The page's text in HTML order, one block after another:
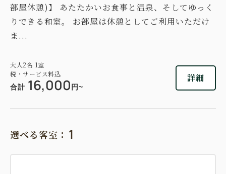
部屋休憩)】 あたたかいお食事と温泉、そしてゆっく
りできる和室。 お部屋は休憩としてご利用いただけ
ま...
大人2名 1室
税・サービス料込
合計 16,000 円~
詳細
選べる客室： 1